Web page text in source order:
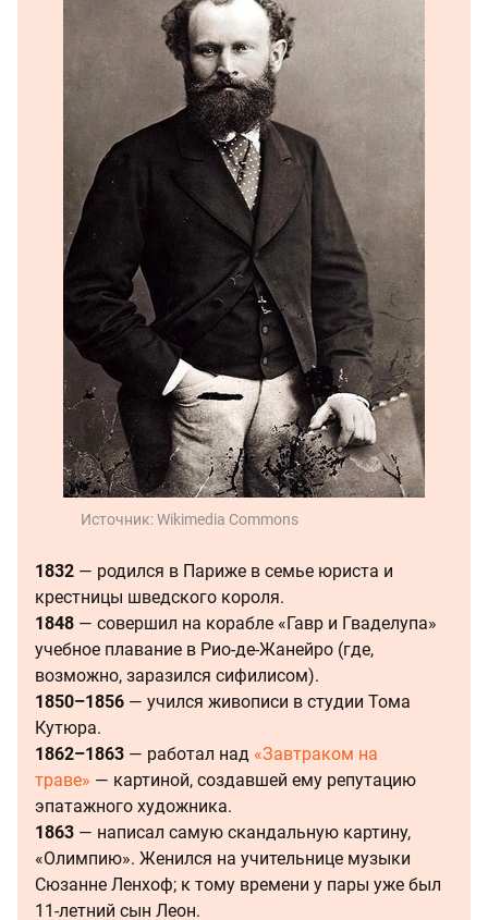
Источник:Wikimedia Commons
1832 — родился в Париже в семье юриста и
крестницы шведского короля.
1848 — совершил на корабле «Гавр и Гваделупа»
учебное плавание в Рио-де-Жанейро (где,
возможно, заразился сифилисом).
1850–1856 — учился живописи в студии Тома
Кутюра.
1862–1863 — работал над «Завтраком на
траве» — картиной, создавшей ему репутацию
эпатажного художника.
1863 — написал самую скандальную картину,
«Олимпию». Женился на учительнице музыки
Сюзанне Ленхоф; к тому времени у пары уже был
11-летний сын Леон.